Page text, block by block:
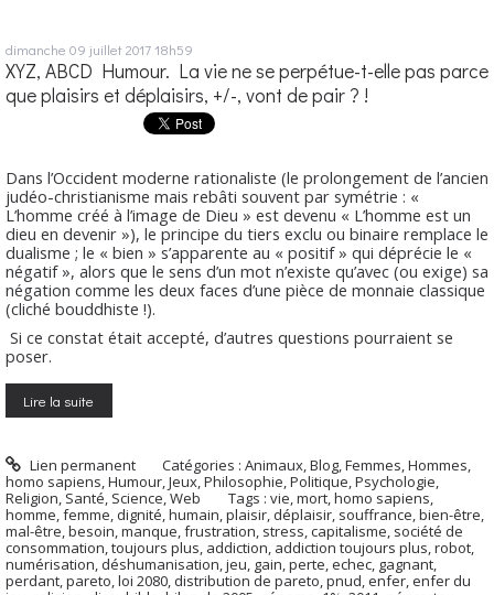
dimanche 09 juillet 201718h59
XYZ, ABCD Humour. La vie ne se perpétue-t-elle pas parce
que plaisirs et déplaisirs, +/-, vont de pair ? !
Dans l’Occident moderne rationaliste (le prolongement de l’ancien
judéo-christianisme mais rebâti souvent par symétrie : «
L’homme créé à l’image de Dieu » est devenu « L’homme est un
dieu en devenir »), le principe du tiers exclu ou binaire remplace le
dualisme ; le « bien » s’apparente au « positif » qui déprécie le «
négatif », alors que le sens d’un mot n’existe qu’avec (ou exige) sa
négation comme les deux faces d’une pièce de monnaie classique
(cliché bouddhiste !).
Si ce constat était accepté, d’autres questions pourraient se
poser.
Lire la suite
Lien permanent Catégories :Animaux,Blog,Femmes,Hommes,
homo sapiens,Humour,Jeux,Philosophie,Politique,Psychologie,
Religion, Santé, Science,Web Tags : vie,mort,homo sapiens,
homme,femme, dignité,humain,plaisir, déplaisir, souffrance,bien-être,
mal-être,besoin,manque,frustration, stress,capitalisme, société de
consommation,toujours plus, addiction, addiction toujours plus,robot,
numérisation, déshumanisation,jeu, gain,perte,echec, gagnant,
perdant,pareto,loi 2080, distribution de pareto,pnud,enfer,enfer du